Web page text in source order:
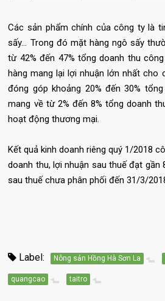
Các sản phẩm chính của công ty là
sấy… Trong đó mặt hàng ngô sấy
từ 42% đến 47% tổng doanh thu
hàng mang lại lợi nhuận lớn nhất cho
đóng góp khoảng 20% đến 30%
mang về từ 2% đến 8% tổng doanh
hoạt động thương mại.
Kết quả kinh doanh riêng quý 1/2018
doanh thu, lợi nhuận sau thuế đạt gần
sau thuế chưa phân phối đến 31/3/
Label: Nông sản Hồng Hà Sơn La
quangcao taitro